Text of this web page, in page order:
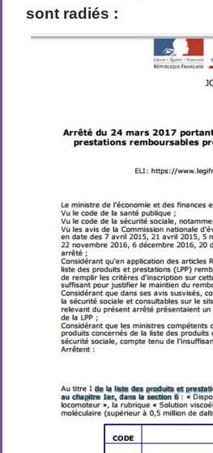
sont radiés :